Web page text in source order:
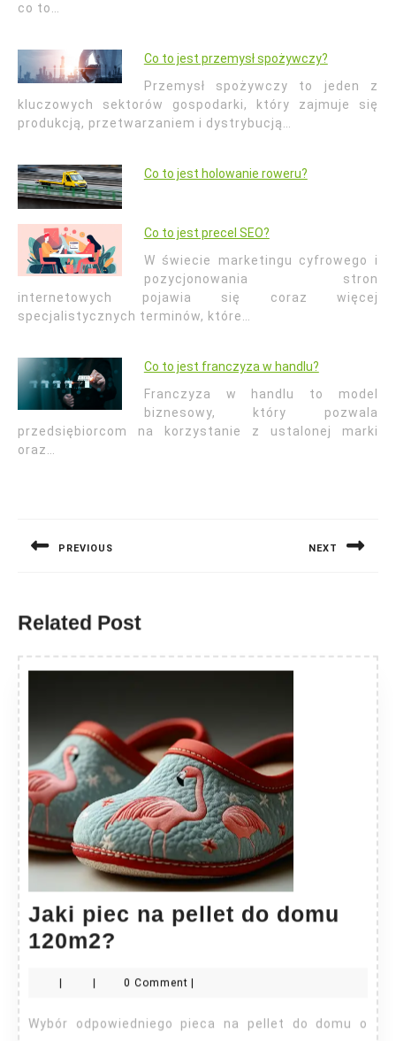
co to…
Co to jest przemysł spożywczy?
Przemysł spożywczy to jeden z
kluczowych sektorów gospodarki, który zajmuje się
produkcją, przetwarzaniem i dystrybucją…
Co to jest holowanie roweru?
Co to jest precel SEO?
W świecie marketingu cyfrowego i
pozycjonowania stron
internetowych pojawia się coraz więcej
specjalistycznych terminów, które…
Co to jest franczyza w handlu?
Franczyza w handlu to model
biznesowy, który pozwala
przedsiębiorcom na korzystanie z ustalonej marki
oraz…
PREVIOUS NEXT
Related Post
Jaki piec na pellet do domu
120m2?
na
pellet
| | 0 Comment |
Wybór odpowiedniego pieca na pellet do domu o